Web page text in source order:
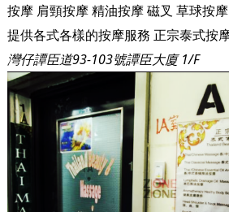
按摩 肩頸按摩精油按摩磁叉 草球按摩
灣仔譚臣道93-103號譚臣大廈 1/F